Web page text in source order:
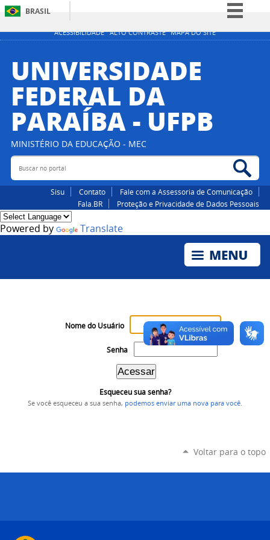
ACESSIBILIDADE ALTO CONTRASTE MAPA DO SITE
BRASIL
Simplifique!
Participe
Acesso à informação
Canais
UNIVERSIDADE
FEDERAL DA
PARAÍBA - UFPB
MINISTÉRIO DA EDUCAÇÃO - MEC
Buscar no portal
Sisu Contato
Fale com a Assessoria de Comunicação
Fala.BR
Proteção e Privacidade de Dados Pessoais
Powered by Translate
Nome do Usuário
Senha
Esqueceu sua senha?
Se você esqueceu a sua senha, podemos enviar uma nova para você
Voltar para o topo